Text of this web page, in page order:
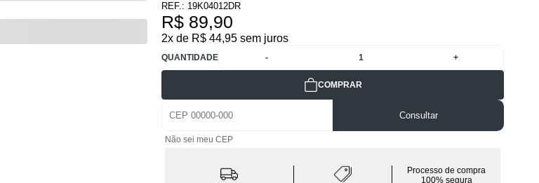
REF.: 19K04012DR
R$ 89,90
2x de R$ 44,95 sem juros
QUANTIDADE - 1 +
COMPRAR
Consultar
Não sei meu CEP
Processo de compra
100% segura